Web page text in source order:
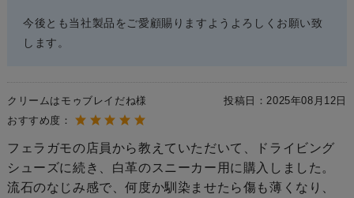
今後とも当社製品をご愛顧賜りますようよろしくお願い致
します。
クリームはモゥブレイだね様 投稿日： 2025年08月12日
おすすめ度：
フェラガモの店員から教えていただいて、ドライビング
シューズに続き、白革のスニーカー用に購入しました。
流石のなじみ感で、何度か馴染ませたら傷も薄くなり、